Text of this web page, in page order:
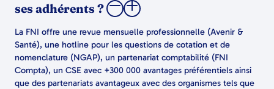
ses adhérents ?
La FNI offre une revue mensuelle professionnelle (Avenir &
Santé), une hotline pour les questions de cotation et de
nomenclature (NGAP), un partenariat comptabilité (FNI
Compta), un CSE avec +300 000 avantages préférentiels ainsi
que des partenariats avantageux avec des organismes tels que